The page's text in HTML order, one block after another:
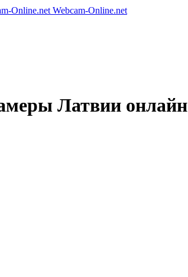
Webcam-Online.net
Латвии онлайн